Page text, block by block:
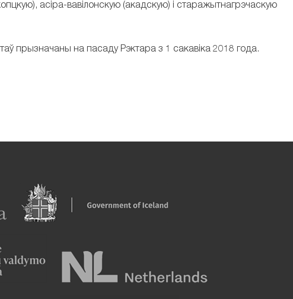
асіра-вавілонскую (акадскую) і старажытнагрэчаскую
прызначаны на пасаду Рэктара з 1 сакавіка 2018 года.